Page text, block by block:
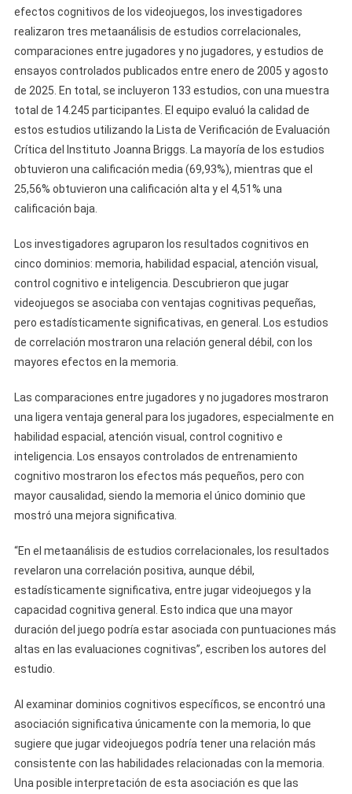
efectos cognitivos de los videojuegos, los investigadores
realizaron tres metaanálisis de estudios correlacionales,
comparaciones entre jugadores y no jugadores, y estudios de
ensayos controlados publicados entre enero de 2005 y agosto
de 2025. En total, se incluyeron 133 estudios, con una muestra
total de 14.245 participantes. El equipo evaluó la calidad de
estos estudios utilizando la Lista de Verificación de Evaluación
Crítica del Instituto Joanna Briggs. La mayoría de los estudios
obtuvieron una calificación media (69,93%), mientras que el
25,56% obtuvieron una calificación alta y el 4,51% una
calificación baja.
Los investigadores agruparon los resultados cognitivos en
cinco dominios: memoria, habilidad espacial, atención visual,
control cognitivo e inteligencia. Descubrieron que jugar
videojuegos se asociaba con ventajas cognitivas pequeñas,
pero estadísticamente significativas, en general. Los estudios
de correlación mostraron una relación general débil, con los
mayores efectos en la memoria.
Las comparaciones entre jugadores y no jugadores mostraron
una ligera ventaja general para los jugadores, especialmente en
habilidad espacial, atención visual, control cognitivo e
inteligencia. Los ensayos controlados de entrenamiento
cognitivo mostraron los efectos más pequeños, pero con
mayor causalidad, siendo la memoria el único dominio que
mostró una mejora significativa.
“En el metaanálisis de estudios correlacionales, los resultados
revelaron una correlación positiva, aunque débil,
estadísticamente significativa, entre jugar videojuegos y la
capacidad cognitiva general. Esto indica que una mayor
duración del juego podría estar asociada con puntuaciones más
altas en las evaluaciones cognitivas”, escriben los autores del
estudio.
Al examinar dominios cognitivos específicos, se encontró una
asociación significativa únicamente con la memoria, lo que
sugiere que jugar videojuegos podría tener una relación más
consistente con las habilidades relacionadas con la memoria.
Una posible interpretación de esta asociación es que las